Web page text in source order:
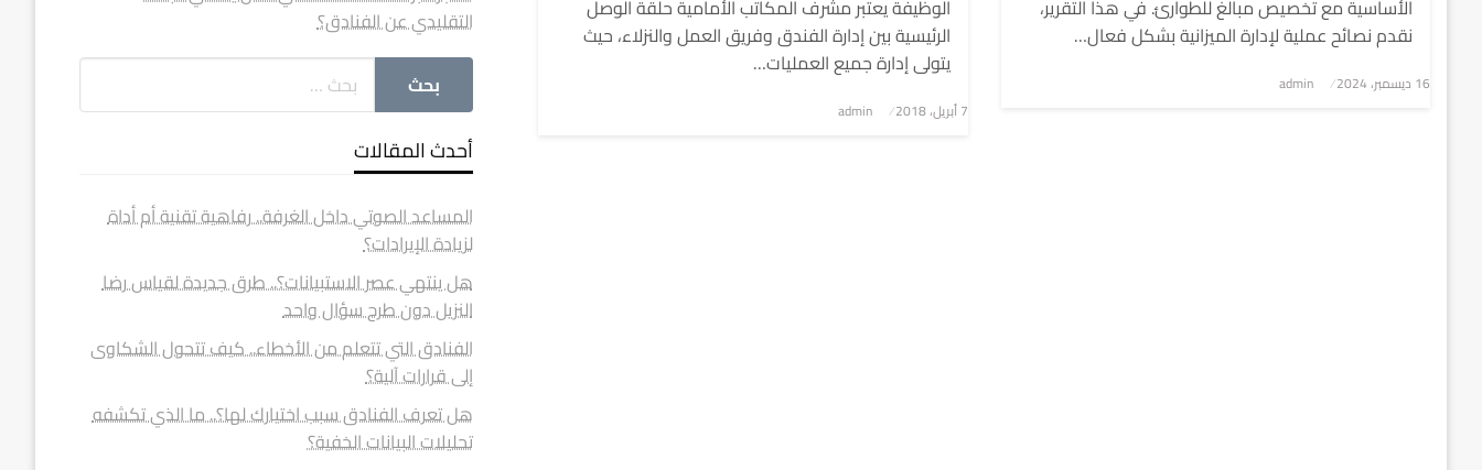
الأساسية مع تخصيص مبالغ للطوارئ. في هذا التقرير،
نقدم نصائح عملية لإدارة الميزانية بشكل فعال…
نُشر
16 ديسمبر، 2024 admin
الوظيفة يعتبر مشرف المكاتب الأمامية حلقة الوصل
الرئيسية بين إدارة الفندق وفريق العمل والنزلاء، حيث
يتولى إدارة جميع العمليات…
نُشر
7 أبريل، 2018 admin
التقليدي عن الفنادق؟
أحدث المقالات
المساعد الصوتي داخل الغرفة.. رفاهية تقنية أم أداة
لزيادة الإيرادات؟
هل ينتهي عصر الاستبيانات؟.. طرق جديدة لقياس رضا
النزيل دون طرح سؤال واحد
الفنادق التي تتعلم من الأخطاء.. كيف تتحول الشكاوى
إلى قرارات آلية؟
هل تعرف الفنادق سبب اختيارك لها؟.. ما الذي تكشفه
تحليلات البيانات الخفية؟